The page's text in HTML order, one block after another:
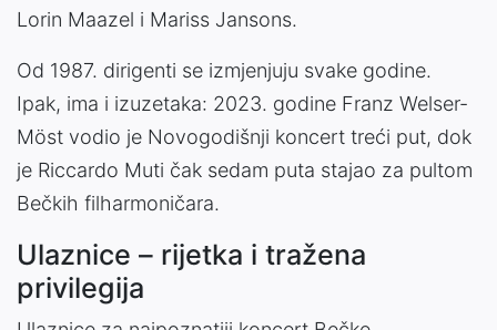
Lorin Maazel i Mariss Jansons.
Od 1987. dirigenti se izmjenjuju svake godine.
Ipak, ima i izuzetaka: 2023. godine Franz Welser-
Möst vodio je Novogodišnji koncert treći put, dok
je Riccardo Muti čak sedam puta stajao za pultom
Bečkih filharmoničara.
Ulaznice – rijetka i tražena
privilegija